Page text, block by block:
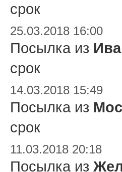
срок
25.03.2018 16:00
Посылка из
срок
14.03.2018 15:49
Посылка из
срок
11.03.2018 20:18
Посылка из